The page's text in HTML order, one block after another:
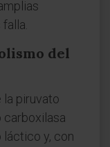
del
piruvato
carboxilasa
láctico y, con